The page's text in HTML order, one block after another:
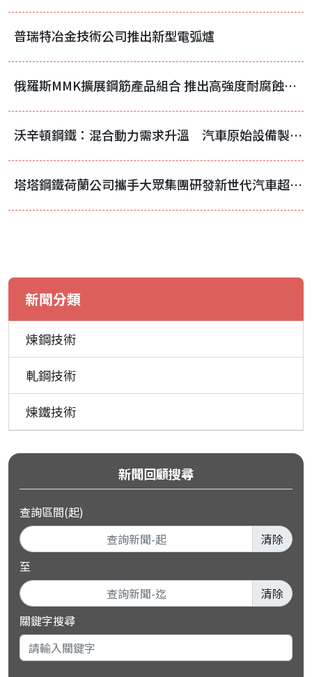
普瑞特冶金技術公司推出新型電弧爐
俄羅斯MMK擴展鋼筋產品組合 推出高強度耐腐蝕等級
沃辛頓鋼鐵：混合動力需求升溫 汽車原始設備製造商重新調整電動化策略
塔塔鋼鐵荷蘭公司攜手大眾集團研發新世代汽車超高強度鋼
新聞分類
煉鋼技術
軋鋼技術
煉鐵技術
新聞回顧搜尋
查詢區間(起)
清除
至
清除
關鍵字搜尋